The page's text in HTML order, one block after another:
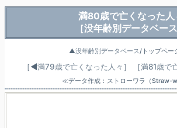
満80歳で亡くなった人
［没年齢別データベース
▲没年齢別データベース/トップペー
［◀満79歳で亡くなった人々 ］ ［満81歳で
≪データ作成：ストローワラ（Straw-